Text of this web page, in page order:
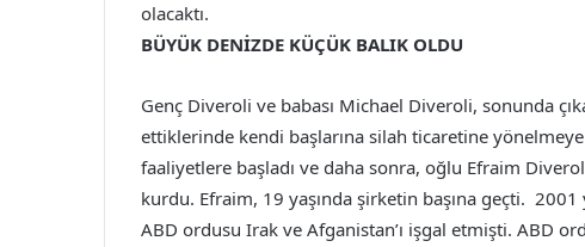
olacaktı.
BÜYÜK DENİZDE KÜÇÜK BALIK OLDU
Genç Diveroli ve babası Michael Diveroli, sonunda
ettiklerinde kendi başlarına silah ticaretine
faaliyetlere başladı ve daha sonra, oğlu Efraim
kurdu. Efraim, 19 yaşında şirketin başına geçti. 2001
ABD ordusu Irak ve Afganistan’ı işgal etmişti. ABD